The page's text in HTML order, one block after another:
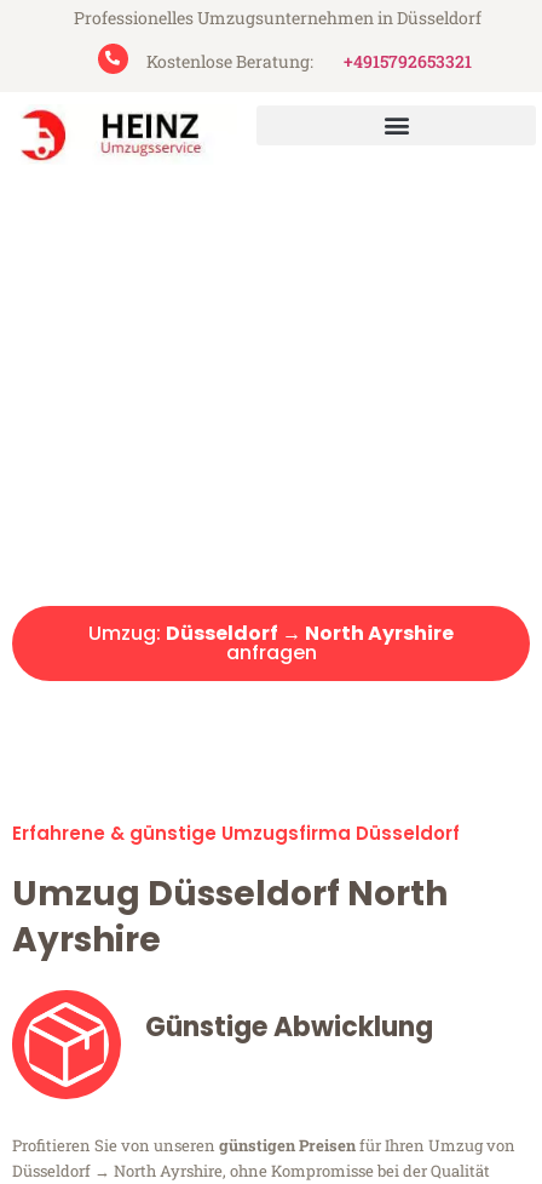
Professionelles Umzugsunternehmen in Düsseldorf
Kostenlose Beratung:
+4915792653321
Umzug: Düsseldorf → North Ayrshire
anfragen
Erfahrene & günstige Umzugsfirma Düsseldorf
Umzug Düsseldorf North
Ayrshire
Günstige Abwicklung
Profitieren Sie von unseren günstigen Preisenfür Ihren Umzug von
Düsseldorf → North Ayrshire, ohne Kompromisse bei der Qualität